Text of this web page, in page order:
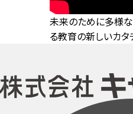
未来のために多様
る教育の新しいカタ